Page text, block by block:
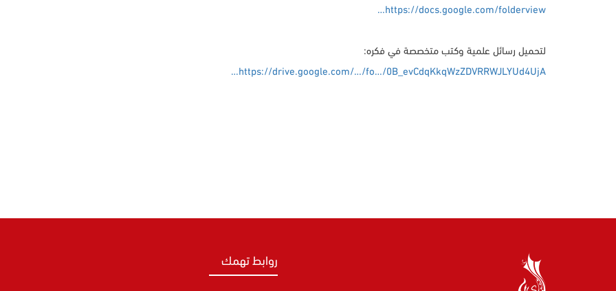
https://docs.google.com/folderview…
لتحميل رسائل علمية وكتب متخصصة في فكره:
https://drive.google.com/…/fo…/0B_evCdqKkqWzZDVRRWJLYUd4UjA…
روابط تهمك